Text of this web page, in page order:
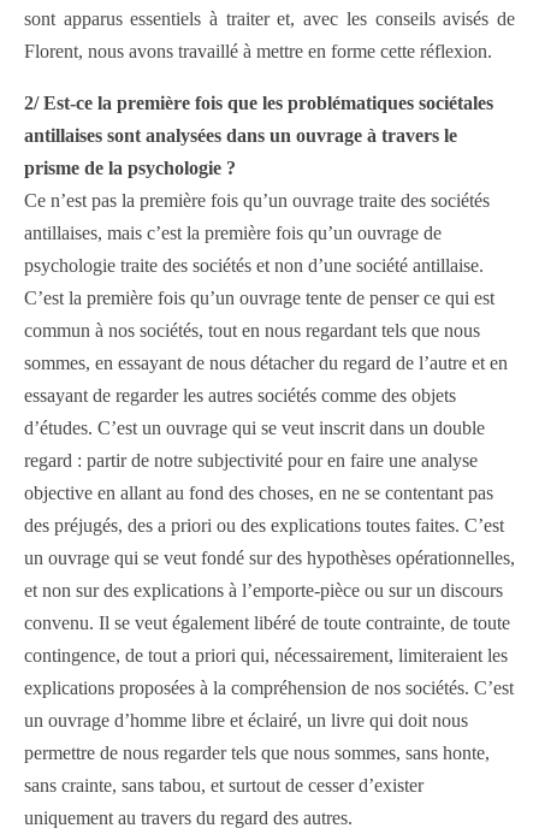
sont apparus essentiels à traiter et, avec les conseils avisés de
Florent, nous avons travaillé à mettre en forme cette réflexion.
2/ Est-ce la première fois que les problématiques sociétales
antillaises sont analysées dans un ouvrage à travers le
prisme de la psychologie ?
Ce n’est pas la première fois qu’un ouvrage traite des sociétés
antillaises, mais c’est la première fois qu’un ouvrage de
psychologie traite des sociétés et non d’une société antillaise.
C’est la première fois qu’un ouvrage tente de penser ce qui est
commun à nos sociétés, tout en nous regardant tels que nous
sommes, en essayant de nous détacher du regard de l’autre et en
essayant de regarder les autres sociétés comme des objets
d’études. C’est un ouvrage qui se veut inscrit dans un double
regard : partir de notre subjectivité pour en faire une analyse
objective en allant au fond des choses, en ne se contentant pas
des préjugés, des a priori ou des explications toutes faites. C’est
un ouvrage qui se veut fondé sur des hypothèses opérationnelles,
et non sur des explications à l’emporte-pièce ou sur un discours
convenu. Il se veut également libéré de toute contrainte, de toute
contingence, de tout a priori qui, nécessairement, limiteraient les
explications proposées à la compréhension de nos sociétés. C’est
un ouvrage d’homme libre et éclairé, un livre qui doit nous
permettre de nous regarder tels que nous sommes, sans honte,
sans crainte, sans tabou, et surtout de cesser d’exister
uniquement au travers du regard des autres.